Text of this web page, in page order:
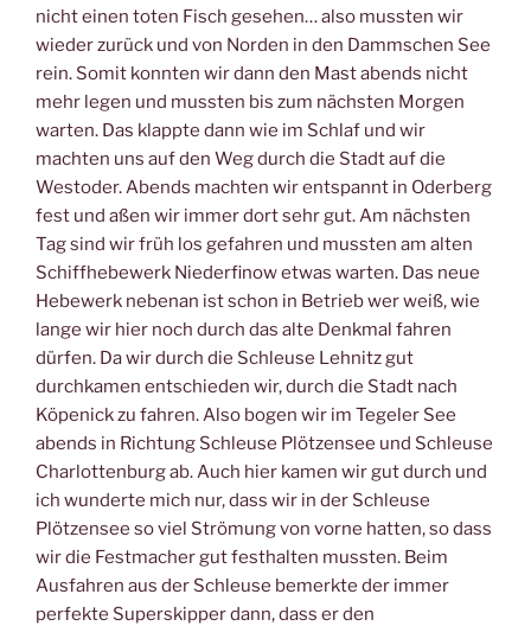
nicht einen toten Fisch gesehen… also mussten wir
wieder zurück und von Norden in den Dammschen See
rein. Somit konnten wir dann den Mast abends nicht
mehr legen und mussten bis zum nächsten Morgen
warten. Das klappte dann wie im Schlaf und wir
machten uns auf den Weg durch die Stadt auf die
Westoder. Abends machten wir entspannt in Oderberg
fest und aßen wir immer dort sehr gut. Am nächsten
Tag sind wir früh los gefahren und mussten am alten
Schiffhebewerk Niederfinow etwas warten. Das neue
Hebewerk nebenan ist schon in Betrieb wer weiß, wie
lange wir hier noch durch das alte Denkmal fahren
dürfen. Da wir durch die Schleuse Lehnitz gut
durchkamen entschieden wir, durch die Stadt nach
Köpenick zu fahren. Also bogen wir im Tegeler See
abends in Richtung Schleuse Plötzensee und Schleuse
Charlottenburg ab. Auch hier kamen wir gut durch und
ich wunderte mich nur, dass wir in der Schleuse
Plötzensee so viel Strömung von vorne hatten, so dass
wir die Festmacher gut festhalten mussten. Beim
Ausfahren aus der Schleuse bemerkte der immer
perfekte Superskipper dann, dass er den